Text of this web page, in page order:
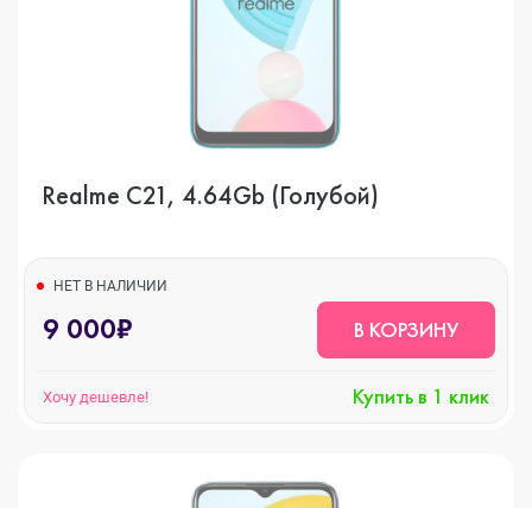
Realme C21, 4.64Gb (Голубой)
НЕТ В НАЛИЧИИ
9 000₽ В КОРЗИНУ
Хочу дешевле! Купить в 1 клик